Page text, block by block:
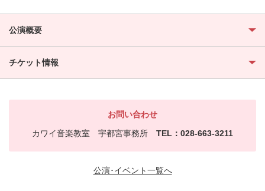
公演概要
チケット情報
お問い合わせ
カワイ音楽教室 宇都宮事務所 TEL：028-663-3211
公演･イベント一覧へ